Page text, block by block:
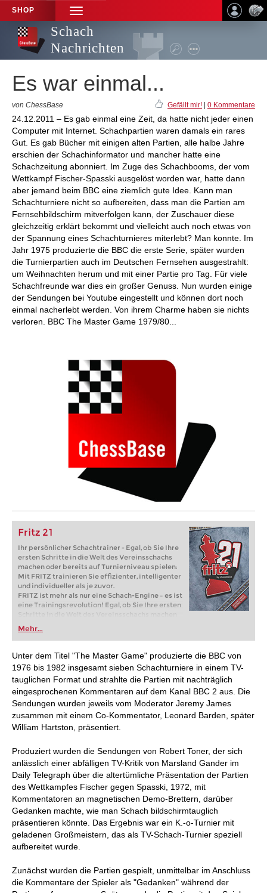
SHOP
TOGGLE
NAVIGATION
Schach
Nachrichten
Es war einmal...
von ChessBase Gefällt mir! 0 Kommentare
24.12.2011 – Es gab einmal eine Zeit, da hatte nicht jeder einen
Computer mit Internet. Schachpartien waren damals ein rares
Gut. Es gab Bücher mit einigen alten Partien, alle halbe Jahre
erschien der Schachinformator und mancher hatte eine
Schachzeitung abonniert. Im Zuge des Schachbooms, der vom
Wettkampf Fischer-Spasski ausgelöst worden war, hatte dann
aber jemand beim BBC eine ziemlich gute Idee. Kann man
Schachturniere nicht so aufbereiten, dass man die Partien am
Fernsehbildschirm mitverfolgen kann, der Zuschauer diese
gleichzeitig erklärt bekommt und vielleicht auch noch etwas von
der Spannung eines Schachturnieres miterlebt? Man konnte. Im
Jahr 1975 produzierte die BBC die erste Serie, später wurden
die Turnierpartien auch im Deutschen Fernsehen ausgestrahlt:
um Weihnachten herum und mit einer Partie pro Tag. Für viele
Schachfreunde war dies ein großer Genuss. Nun wurden einige
der Sendungen bei Youtube eingestellt und können dort noch
einmal nacherlebt werden. Von ihrem Charme haben sie nichts
verloren. BBC The Master Game 1979/80...
Fritz 21
Ihr persönlicher Schachtrainer - Egal, ob Sie Ihre
ersten Schritte in die Welt des Vereinsschachs
machen oder bereits auf Turnierniveau spielen:
Mit FRITZ trainieren Sie effizienter, intelligenter
und individueller als je zuvor.
FRITZ ist mehr als nur eine Schach-Engine – es ist
eine Trainingsrevolution! Egal, ob Sie Ihre ersten
Schritte in die Welt des Vereinsschachs machen
oder bereits auf Turnierniveau spielen: Mit
FRITZ trainieren Sie effizienter, intelligenter und
individueller als je zuvor.
Mehr...
Unter dem Titel "The Master Game" produzierte die BBC von
1976 bis 1982 insgesamt sieben Schachturniere in einem TV-
tauglichen Format und strahlte die Partien mit nachträglich
eingesprochenen Kommentaren auf dem Kanal BBC 2 aus. Die
Sendungen wurden jeweils vom Moderator Jeremy James
zusammen mit einem Co-Kommentator, Leonard Barden, später
William Hartston, präsentiert.
Produziert wurden die Sendungen von Robert Toner, der sich
anlässlich einer abfälligen TV-Kritik von Marsland Gander im
Daily Telegraph über die altertümliche Präsentation der Partien
des Wettkampfes Fischer gegen Spasski, 1972, mit
Kommentatoren an magnetischen Demo-Brettern, darüber
Gedanken machte, wie man Schach bildschirmtauglich
präsentieren könnte. Das Ergebnis war ein K.-o-Turnier mit
geladenen Großmeistern, das als TV-Schach-Turnier speziell
aufbereitet wurde.
Zunächst wurden die Partien gespielt, unmittelbar im Anschluss
die Kommentare der Spieler als "Gedanken" während der